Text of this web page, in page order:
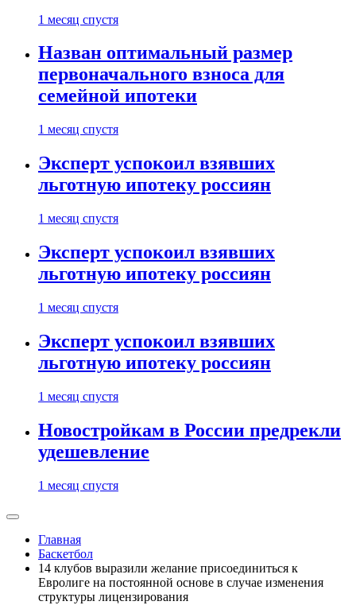
1 месяц спустя
Назван оптимальный размер
первоначального взноса для
семейной ипотеки
1 месяц спустя
Эксперт успокоил взявших
льготную ипотеку россиян
1 месяц спустя
Эксперт успокоил взявших
льготную ипотеку россиян
1 месяц спустя
Эксперт успокоил взявших
льготную ипотеку россиян
1 месяц спустя
Новостройкам в России предрекли
удешевление
1 месяц спустя
Главная
Баскетбол
14 клубов выразили желание присоединиться к
Евролиге на постоянной основе в случае изменения
структуры лицензирования